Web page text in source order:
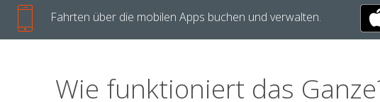
Fahrten über die mobilen Apps buchen und verwalten.
Wie funktioniert das